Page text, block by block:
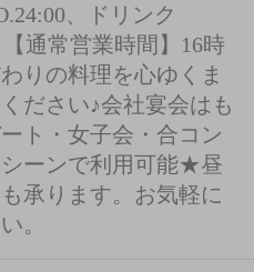
、ドリンク
【通常営業時間】16時
りの料理を心ゆくま
ださい♪会社宴会はも
ト・女子会・合コン
ーンで利用可能★昼
承ります。お気軽に
。